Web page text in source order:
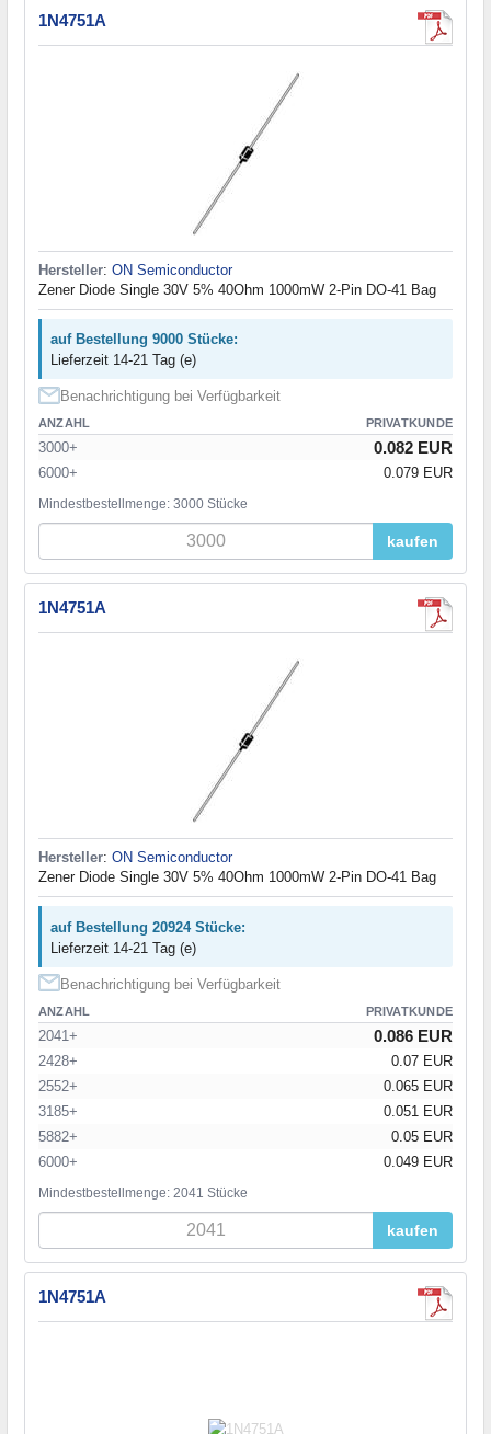
1N4751A
Hersteller: ON Semiconductor
Zener Diode Single 30V 5% 40Ohm 1000mW 2-Pin DO-41 Bag
auf Bestellung 9000 Stücke:
Lieferzeit 14-21 Tag (e)
Benachrichtigung bei Verfügbarkeit
ANZAHL PRIVATKUNDE
3000+ 0.082 EUR
6000+ 0.079 EUR
Mindestbestellmenge: 3000 Stücke
kaufen
1N4751A
Hersteller: ON Semiconductor
Zener Diode Single 30V 5% 40Ohm 1000mW 2-Pin DO-41 Bag
auf Bestellung 20924 Stücke:
Lieferzeit 14-21 Tag (e)
Benachrichtigung bei Verfügbarkeit
ANZAHL PRIVATKUNDE
2041+ 0.086 EUR
2428+
0.07 EUR
2552+
0.065 EUR
3185+
0.051 EUR
5882+
0.05 EUR
6000+
0.049 EUR
Mindestbestellmenge: 2041 Stücke
kaufen
1N4751A